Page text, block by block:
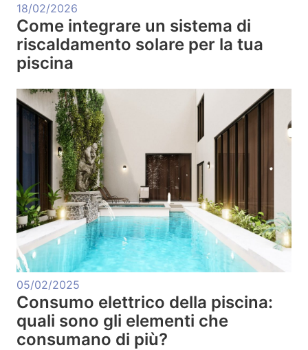
18/02/2026
Come integrare un sistema di
riscaldamento solare per la tua
piscina
05/02/2025
Consumo elettrico della piscina:
quali sono gli elementi che
consumano di più?